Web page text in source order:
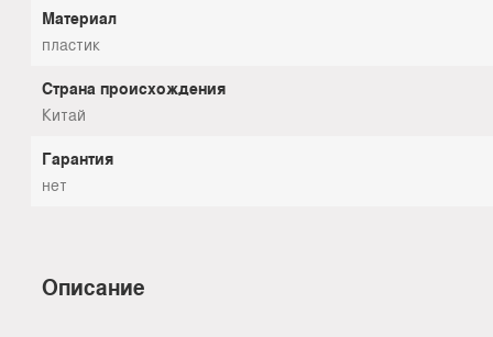
Материал
пластик
Страна происхождения
Китай
Гарантия
нет
Описание